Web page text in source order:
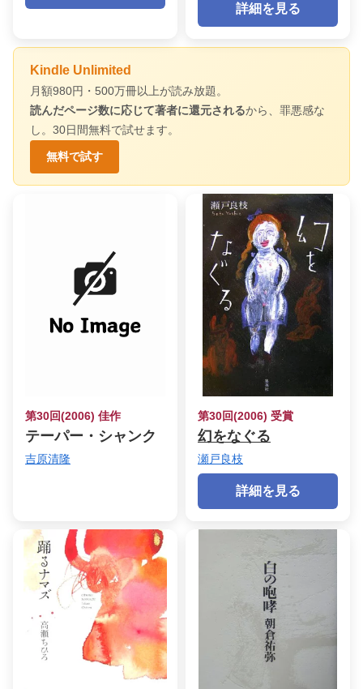
詳細を見る
Kindle Unlimited
月額980円・500万冊以上が読み放題。
読んだページ数に応じて著者に還元されるから、罪悪感な
し。30日間無料で試せます。
無料で試す
第30回(2006) 佳作
テーパー・シャンク
吉原清隆
第30回(2006) 受賞
幻をなぐる
瀬戸良枝
詳細を見る